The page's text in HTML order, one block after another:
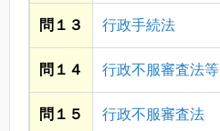
問１３ 行政手続法
問１４ 行政不服審査法等
問１５ 行政不服審査法